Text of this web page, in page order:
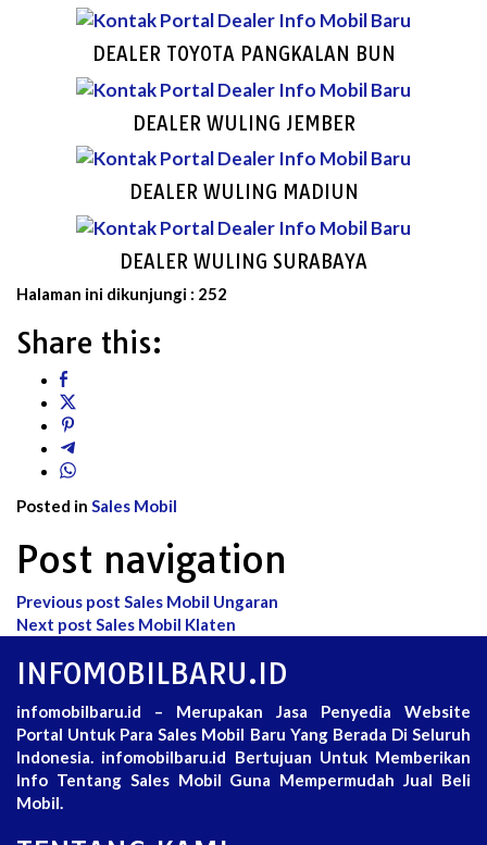
DEALER TOYOTA PANGKALAN BUN
DEALER WULING JEMBER
DEALER WULING MADIUN
DEALER WULING SURABAYA
Halaman ini dikunjungi : 252
Share this:
Posted in Sales Mobil
Post navigation
Previous post Sales Mobil Ungaran
Next post Sales Mobil Klaten
INFOMOBILBARU.ID
infomobilbaru.id – Merupakan Jasa Penyedia Website
Portal Untuk Para Sales Mobil Baru Yang Berada Di Seluruh
Indonesia. infomobilbaru.id Bertujuan Untuk Memberikan
Info Tentang Sales Mobil Guna Mempermudah Jual Beli
Mobil.